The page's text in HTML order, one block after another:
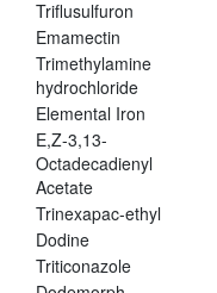
Triflusulfuron
Emamectin
Trimethylamine
hydrochloride
Elemental Iron
E,Z-3,13-
Octadecadienyl
Acetate
Trinexapac-ethyl
Dodine
Triticonazole